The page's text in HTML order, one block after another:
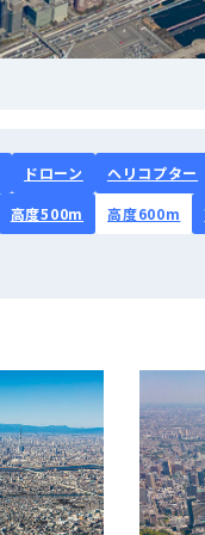
ドローン
ヘリコプター
高度500m 高度600m